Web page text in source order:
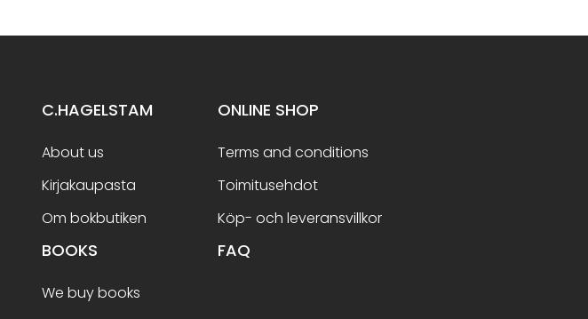
C.HAGELSTAM
About us
Kirjakaupasta
Om bokbutiken
ONLINE SHOP
Terms and conditions
Toimitusehdot
Köp- och leveransvillkor
BOOKS
We buy books
FAQ